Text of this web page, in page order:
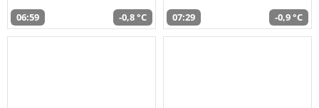
06:59 -0,8 °C 07:29 -0,9 °C